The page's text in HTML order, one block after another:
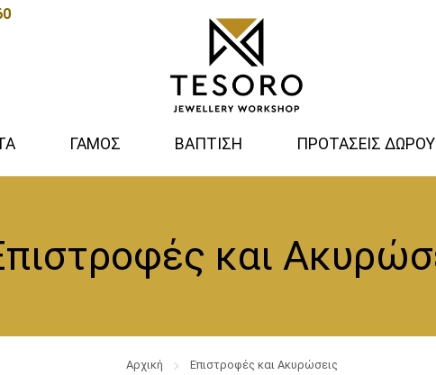
ΓΑΜΟΣ ΒΑΠΤΙΣΗ ΠΡΟΤΑΣΕΙΣ ΔΩΡΟΥ
και
Αρχική Επιστροφές και Ακυρώσεις